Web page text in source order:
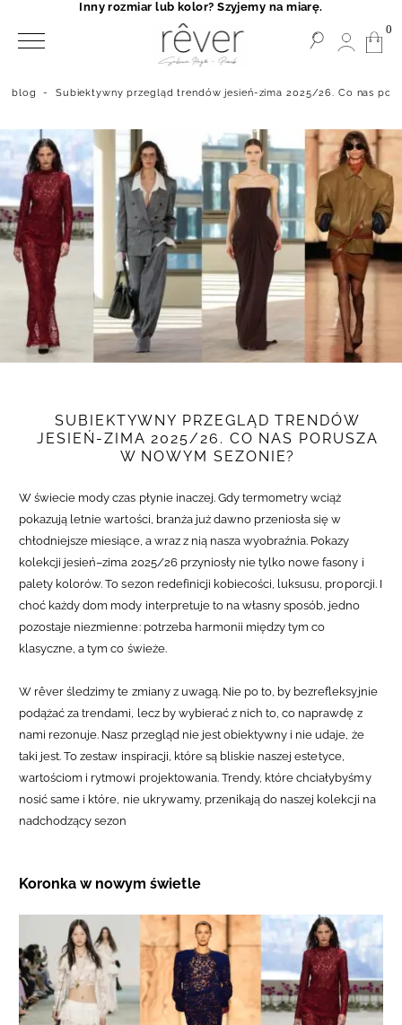
blog - Subiektywny przegląd trendów jesień-zima 2025/26. Co nas
SUBIEKTYWNY PRZEGLĄD TRENDÓW
JESIEŃ-ZIMA 2025/26. CO NAS PORUSZA
W NOWYM SEZONIE?
W świecie mody czas płynie inaczej. Gdy termometry wciąż
pokazują letnie wartości, branża już dawno przeniosła się w
chłodniejsze miesiące, a wraz z nią nasza wyobraźnia. Pokazy
kolekcji jesień–zima 2025/26 przyniosły nie tylko nowe fasony i
palety kolorów. To sezon redefinicji kobiecości, luksusu, proporcji. I
choć każdy dom mody interpretuje to na własny sposób, jedno
pozostaje niezmienne: potrzeba harmonii między tym co
klasyczne, a tym co świeże.
W rêver śledzimy te zmiany z uwagą. Nie po to, by bezrefleksyjnie
podążać za trendami, lecz by wybierać z nich to, co naprawdę z
nami rezonuje. Nasz przegląd nie jest obiektywny i nie udaje, że
taki jest. To zestaw inspiracji, które są bliskie naszej estetyce,
wartościom i rytmowi projektowania. Trendy, które chciałybyśmy
nosić same i które, nie ukrywamy, przenikają do naszej kolekcji na
nadchodzący sezon
Koronka w nowym świetle
0
Inny rozmiar lub kolor? Szyjemy na miarę.